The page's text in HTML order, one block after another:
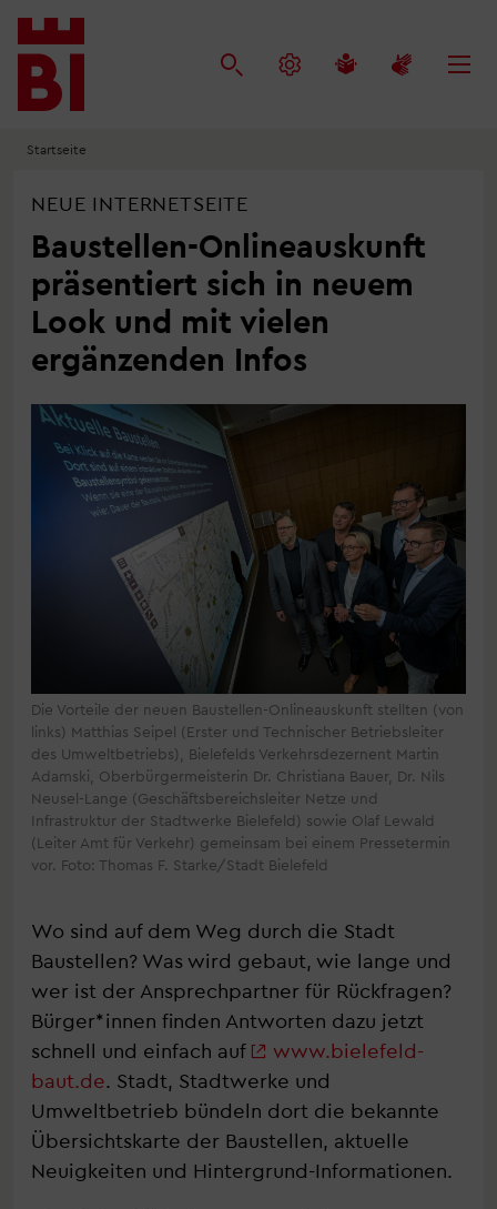
Inhalt
anspringen
Menü
anspringen
Suche
anspringen
Startseite
NEUE INTERNETSEITE
Baustellen-Onlineauskunft
präsentiert sich in neuem
Look und mit vielen
ergänzenden Infos
Die Vorteile der neuen Baustellen-Onlineauskunft stellten (von
links) Matthias Seipel (Erster und Technischer Betriebsleiter
des Umweltbetriebs), Bielefelds Verkehrsdezernent Martin
Adamski, Oberbürgermeisterin Dr. Christiana Bauer, Dr. Nils
Neusel-Lange (Geschäftsbereichsleiter Netze und
Infrastruktur der Stadtwerke Bielefeld) sowie Olaf Lewald
(Leiter Amt für Verkehr) gemeinsam bei einem Pressetermin
vor. Foto: Thomas F. Starke/Stadt Bielefeld
Wo sind auf dem Weg durch die Stadt
Baustellen? Was wird gebaut, wie lange und
wer ist der Ansprechpartner für Rückfragen?
Bürger*innen finden Antworten dazu jetzt
schnell und einfach auf
www.bielefeld-
baut.de. Stadt, Stadtwerke und
Umweltbetrieb bündeln dort die bekannte
Übersichtskarte der Baustellen, aktuelle
Neuigkeiten und Hintergrund-Informationen.